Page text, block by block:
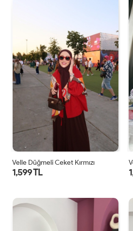
Velle Düğmeli Ceket Kırmızı
1,599 TL